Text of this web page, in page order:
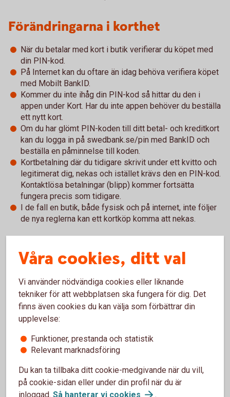
Förändringarna i korthet
När du betalar med kort i butik verifierar du köpet med
din PIN-kod.
På Internet kan du oftare än idag behöva verifiera köpet
med Mobilt BankID.
Kommer du inte ihåg din PIN-kod så hittar du den i
appen under Kort. Har du inte appen behöver du beställa
ett nytt kort.
Om du har glömt PIN-koden till ditt betal- och kreditkort
kan du logga in på swedbank.se/pin med BankID och
beställa en påminnelse till koden.
Kortbetalning där du tidigare skrivit under ett kvitto och
legitimerat dig, nekas och istället krävs den en PIN-kod.
Kontaktlösa betalningar (blipp) kommer fortsätta
fungera precis som tidigare.
I de fall en butik, både fysisk och på internet, inte följer
de nya reglerna kan ett kortköp komma att nekas.
Vad behöver du göra?
handlar på Internet se till att du har tillgång till Mobilt
BankID.
Tänk också på att ditt kort måste vara öppet för internetköp
internetbanken under Kort.
Viktigt att tänka på
Våra cookies, ditt val
Vi använder nödvändiga cookies eller liknande
tekniker för att webbplatsen ska fungera för dig. Det
finns även cookies du kan välja som förbättrar din
upplevelse:
Funktioner, prestanda och statistik
Relevant marknadsföring
Du kan ta tillbaka ditt cookie-medgivande när du vill,
på cookie-sidan eller under din profil när du är
inloggad. Så hanterar vi cookies .